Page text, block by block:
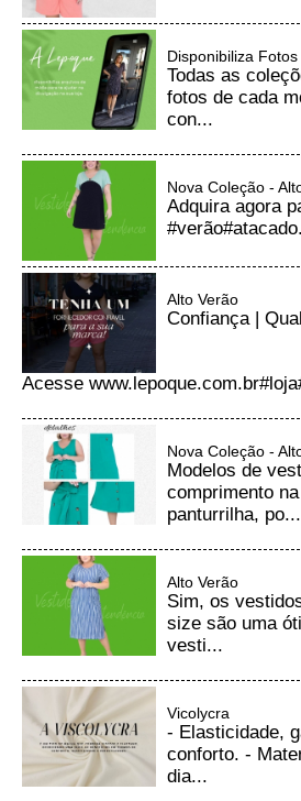
Disponibiliza Fotos
Todas as
fotos de cada
con...
Nova Coleção -
Adquira agora
Alto Verão
Confiança |
Acesse
Nova Coleção -
Modelos de
comprimento
panturrilha, po...
Alto Verão
Sim, os
size são uma
vesti...
Vicolycra
- Elasticidade,
conforto. -
dia...